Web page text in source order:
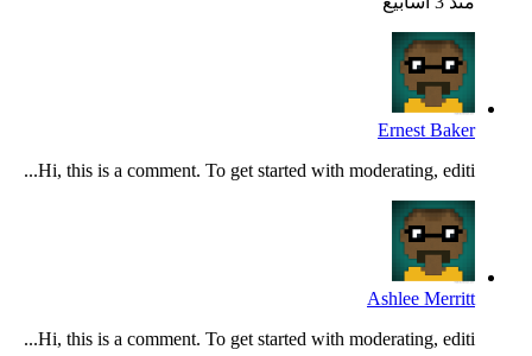
Ernest Baker
Hi, this is a comment. To get started with moderating, editi...
Ashlee Merritt
Hi, this is a comment. To get started with moderating, editi...